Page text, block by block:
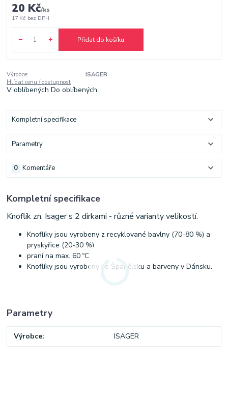
20 Kč/ks
17 Kč bez DPH
Přidat do košíku
Výrobce:
ISAGER
Hlídat cenu / dostupnost
V oblíbenýchDo oblíbených
Kompletní specifikace
Parametry
Komentáře
0
Kompletní specifikace
Knoflík zn. Isager s 2 dírkami - různé varianty velikostí.
Knoflíky jsou vyrobeny z recyklované bavlny (70-80 %) a
pryskyřice (20-30 %).
praní na max. 60 ºC
Knoflíky jsou vyrobeny ve Španělsku a barveny v Dánsku.
Parametry
Výrobce ISAGER